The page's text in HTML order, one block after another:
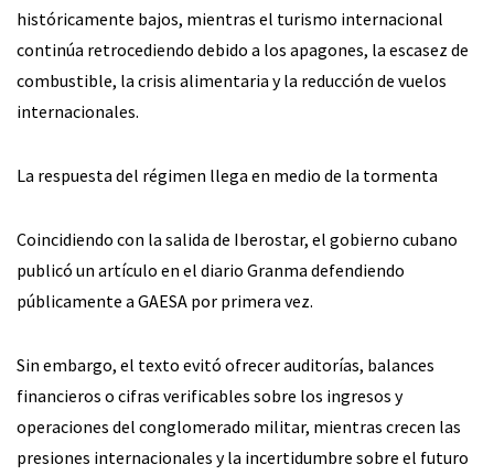
históricamente bajos, mientras el turismo internacional
continúa retrocediendo debido a los apagones, la escasez de
combustible, la crisis alimentaria y la reducción de vuelos
internacionales.
La respuesta del régimen llega en medio de la tormenta
Coincidiendo con la salida de Iberostar, el gobierno cubano
publicó un artículo en el diario Granma defendiendo
públicamente a GAESA por primera vez.
Sin embargo, el texto evitó ofrecer auditorías, balances
financieros o cifras verificables sobre los ingresos y
operaciones del conglomerado militar, mientras crecen las
presiones internacionales y la incertidumbre sobre el futuro